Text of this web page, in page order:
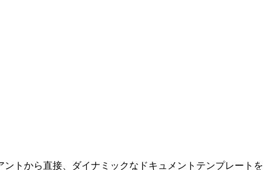
トから直接、ダイナミックなドキュメントテンプレートを